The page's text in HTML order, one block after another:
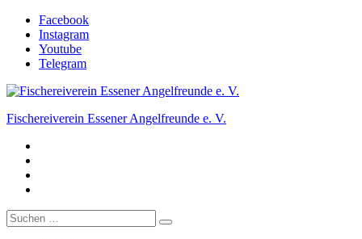
Zum
Inhalt
springen
Facebook
Instagram
Youtube
Telegram
Fischereiverein Essener Angelfreunde e. V.
Der Angelverein in Essen.
Suche
nach: